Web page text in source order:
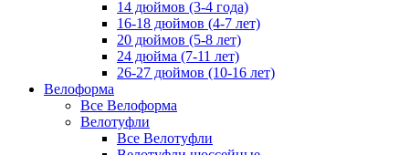
14 дюймов (3-4 года)
16-18 дюймов (4-7 лет)
20 дюймов (5-8 лет)
24 дюйма (7-11 лет)
26-27 дюймов (10-16 лет)
Велоформа
Все Велоформа
Велотуфли
Все Велотуфли